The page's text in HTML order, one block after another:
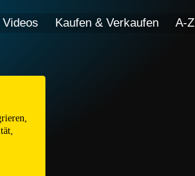
Kaufen & Verkaufen A-Z